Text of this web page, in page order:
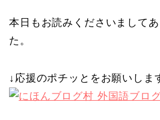
本日もお読みくださいまして
た。
↓応援のポチッとをお願いしま